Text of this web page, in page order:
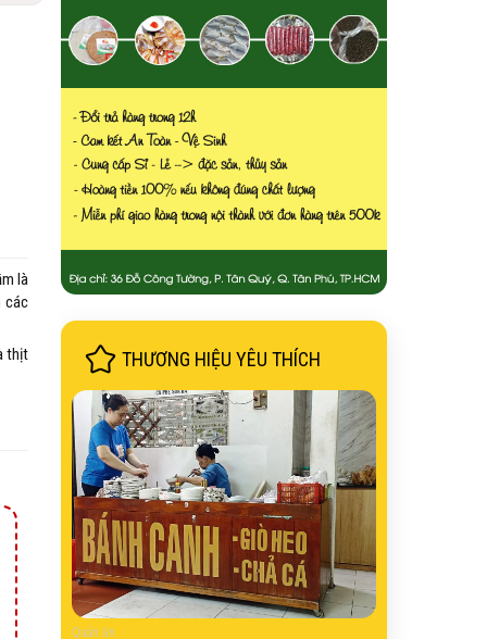
là
các
thịt THƯƠNG HIỆU YÊU THÍCH
Quán ăn